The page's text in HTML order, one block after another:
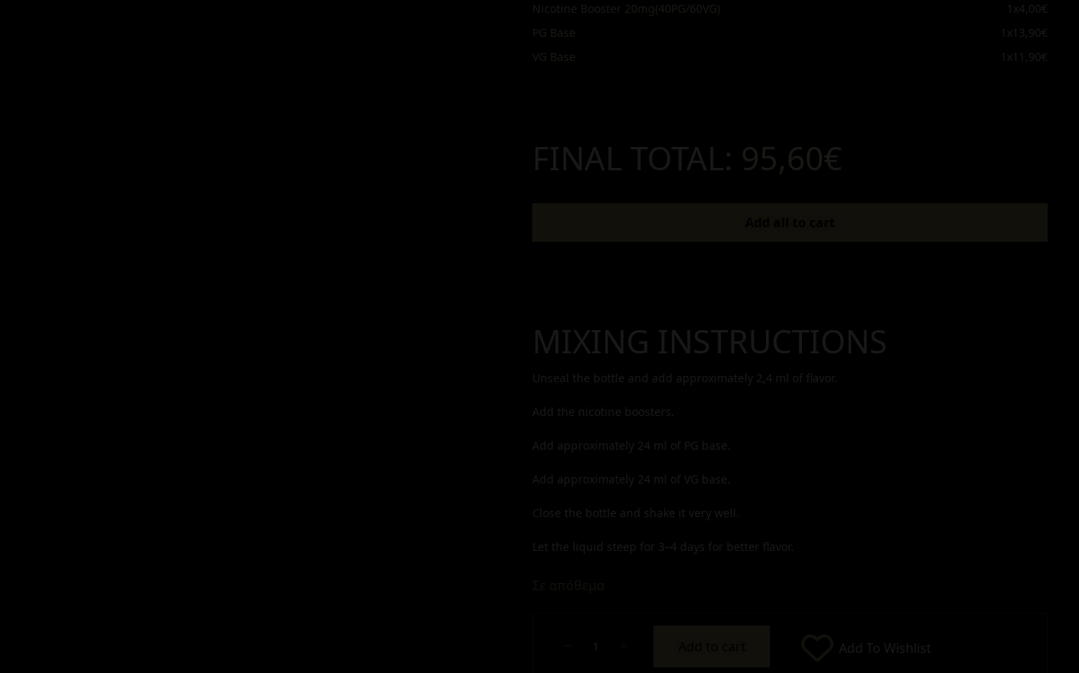
Nicotine Booster 20mg(40PG/60VG)
1x4,00€
PG Base
1x 13,90€
VG Base
1x 11,90€
FINAL TOTAL: 95,60€
MIXING INSTRUCTIONS
Unseal the bottle and add approximately 2,4 ml of flavor.
Add the nicotine boosters.
Add approximately 24 ml of PG base.
Add approximately 24 ml of VG base.
Close the bottle and shake it very well.
Let the liquid steep for 3–4 days for better flavor.
Add To Wishlist